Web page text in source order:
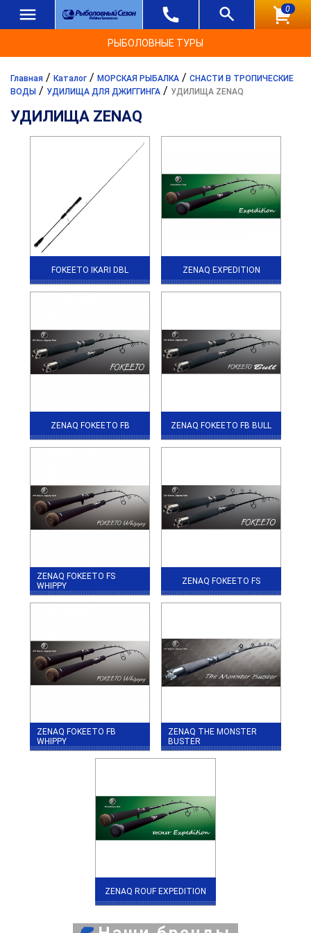
0
РЫБОЛОВНЫЕ ТУРЫ
Главная / Каталог / МОРСКАЯ РЫБАЛКА / СНАСТИ В ТРОПИЧЕСКИЕ
ВОДЫ / УДИЛИЩА ДЛЯ ДЖИГГИНГА / УДИЛИЩА ZENAQ
УДИЛИЩА ZENAQ
FOKEETO IKARI DBL ZENAQ EXPEDITION
ZENAQ FOKEETO FB ZENAQ FOKEETO FB BULL
ZENAQ FOKEETO FS
WHIPPY
ZENAQ FOKEETO FS
ZENAQ FOKEETO FB
WHIPPY
ZENAQ THE MONSTER
BUSTER
ZENAQ ROUF EXPEDITION